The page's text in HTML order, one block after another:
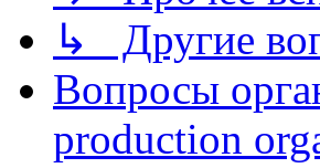
↳ Другие
Вопросы
production